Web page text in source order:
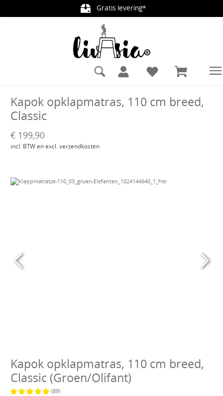
Gratis levering*
Kapok opklapmatras, 110 cm breed,
Classic
€ 199,90
incl. BTW en excl. verzendkosten
Afbeeldingengalerij overslaan
Kapok opklapmatras, 110 cm breed,
Classic (Groen/Olifant)
(89)